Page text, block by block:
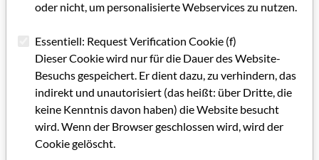
Fax: -253660
Kategorie: Veranstaltungshinweise
Filmproduktion
oder nicht, um personalisierte Webservices zu nutzen.
Essentiell: Request Verification Cookie (f)
Dieser Cookie wird nur für die Dauer des Website-
Besuchs gespeichert. Er dient dazu, zu verhindern, das
indirekt und unautorisiert (das heißt: über Dritte, die
keine Kenntnis davon haben) die Website besucht
wird. Wenn der Browser geschlossen wird, wird der
Cookie gelöscht.